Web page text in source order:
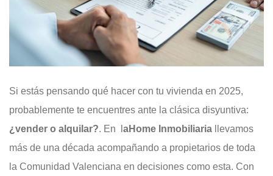
Si estás pensando qué hacer con tu vivienda en 2025,
probablemente te encuentres ante la clásica disyuntiva:
¿vender o alquilar?. En aHome Inmobiliaria llevamos
más de una década acompañando a propietarios de toda
la Comunidad Valenciana en decisiones como esta. Con